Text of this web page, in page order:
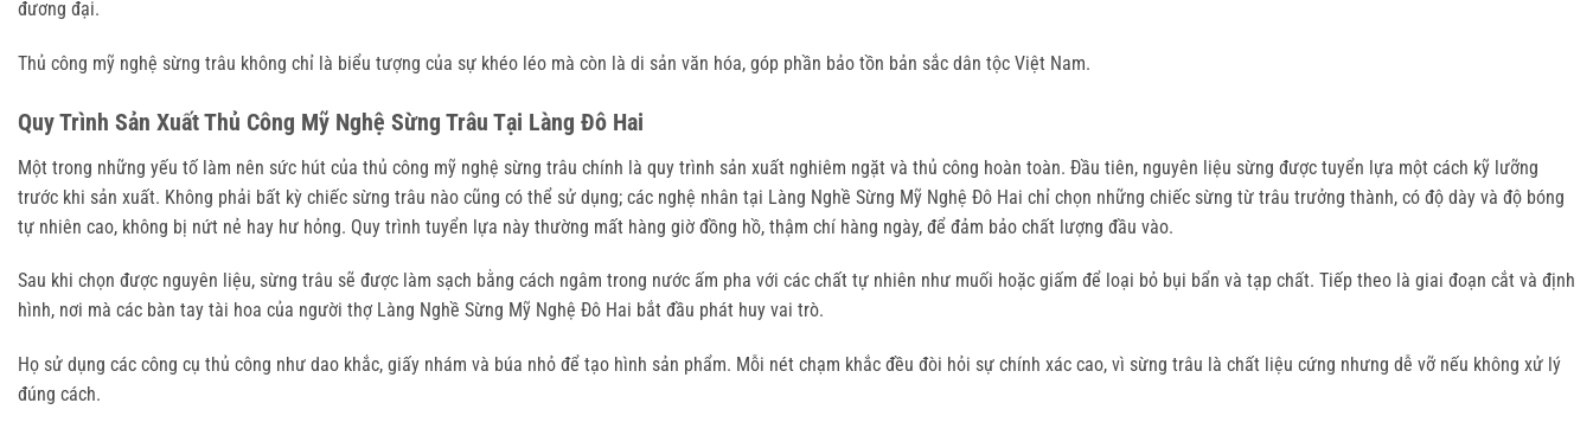
đương đại.
Thủ công mỹ nghệ sừng trâu không chỉ là biểu tượng của sự khéo léo mà còn là di sản văn hóa, góp phần bảo tồn bản sắc dân tộc Việt Nam.
Quy Trình Sản Xuất Thủ Công Mỹ Nghệ Sừng Trâu Tại Làng Đô Hai
Một trong những yếu tố làm nên sức hút của thủ công mỹ nghệ sừng trâu chính là quy trình sản xuất nghiêm ngặt và thủ công hoàn toàn. Đầu tiên, nguyên liệu sừng được tuyển lựa một cách kỹ lưỡng
trước khi sản xuất. Không phải bất kỳ chiếc sừng trâu nào cũng có thể sử dụng; các nghệ nhân tại Làng Nghề Sừng Mỹ Nghệ Đô Hai chỉ chọn những chiếc sừng từ trâu trưởng thành, có độ dày và độ bóng
tự nhiên cao, không bị nứt nẻ hay hư hỏng. Quy trình tuyển lựa này thường mất hàng giờ đồng hồ, thậm chí hàng ngày, để đảm bảo chất lượng đầu vào.
Sau khi chọn được nguyên liệu, sừng trâu sẽ được làm sạch bằng cách ngâm trong nước ấm pha với các chất tự nhiên như muối hoặc giấm để loại bỏ bụi bẩn và tạp chất. Tiếp theo là giai đoạn cắt và định
hình, nơi mà các bàn tay tài hoa của người thợ Làng Nghề Sừng Mỹ Nghệ Đô Hai bắt đầu phát huy vai trò.
Họ sử dụng các công cụ thủ công như dao khắc, giấy nhám và búa nhỏ để tạo hình sản phẩm. Mỗi nét chạm khắc đều đòi hỏi sự chính xác cao, vì sừng trâu là chất liệu cứng nhưng dễ vỡ nếu không xử lý
đúng cách.